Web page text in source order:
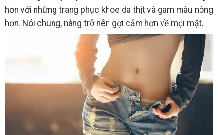
hơn với những trang phục khoe da thịt và gam màu nóng
hơn. Nói chung, nàng trở nên gợi cảm hơn về mọi mặt.